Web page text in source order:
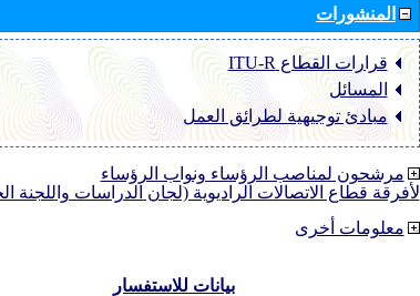
المنشورات
قرارات القطاع ‏ITU-R
المسائل
مبادئ توجيهية لطرائق العمل
مرشحون لمناصب الرؤساء ونواب الرؤساء
لأفرقة قطاع الاتصالات الراديوية (لجان الدراسات واللجنة
معلومات أخرى
بيانات للاستفسار